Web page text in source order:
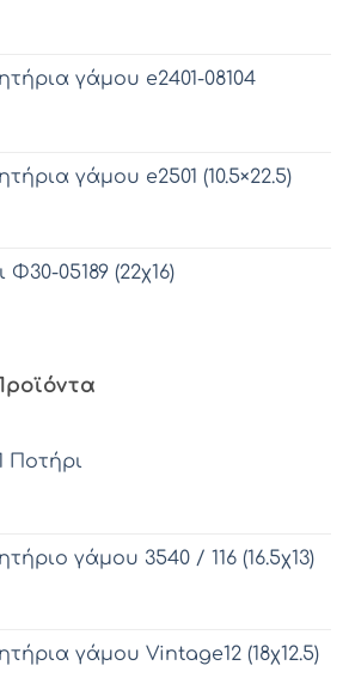
γάμου e2401-08104
γάμου e2501 (10.5×22.5)
Φ30-05189 (22χ16)
Ποτήρι
γάμου 3540 / 116 (16.5χ13)
γάμου Vintage12 (18χ12.5)